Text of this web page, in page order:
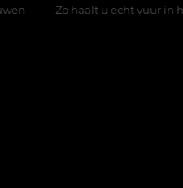
u echt vuur in huis zonder